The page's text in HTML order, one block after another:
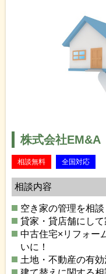
株式会社EM&A
相談無料 全国対応
相談内容
空き家の管理を相談
貸家・貸店舗にして
中古住宅×リフォー
いに！
土地・不動産の有効